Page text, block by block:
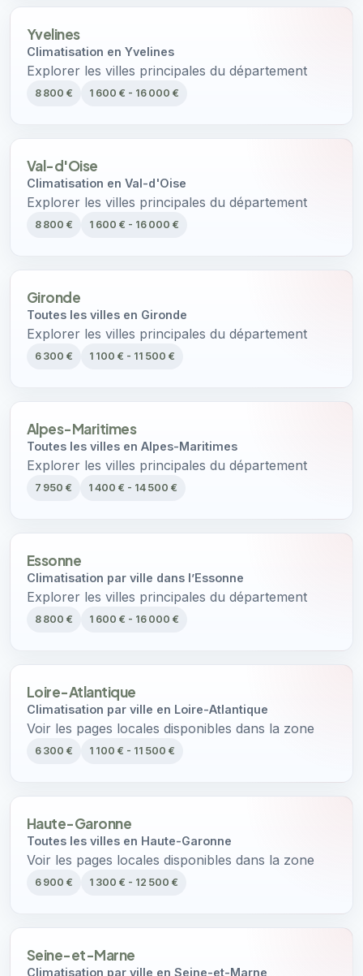
Yvelines
Climatisation en Yvelines
Explorer les villes principales du département
8 800 € 1 600 € - 16 000 €
Val-d'Oise
Climatisation en Val-d'Oise
Explorer les villes principales du département
8 800 € 1 600 € - 16 000 €
Gironde
Toutes les villes en Gironde
Explorer les villes principales du département
6 300 € 1 100 € - 11 500 €
Alpes-Maritimes
Toutes les villes en Alpes-Maritimes
Explorer les villes principales du département
7 950 € 1 400 € - 14 500 €
Essonne
Climatisation par ville dans l’Essonne
Explorer les villes principales du département
8 800 € 1 600 € - 16 000 €
Loire-Atlantique
Climatisation par ville en Loire-Atlantique
Voir les pages locales disponibles dans la zone
6 300 € 1 100 € - 11 500 €
Haute-Garonne
Toutes les villes en Haute-Garonne
Voir les pages locales disponibles dans la zone
6 900 € 1 300 € - 12 500 €
Seine-et-Marne
Climatisation par ville en Seine-et-Marne